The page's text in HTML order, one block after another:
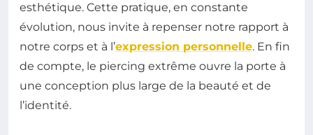
esthétique. Cette pratique, en constante
évolution, nous invite à repenser notre rapport à
notre corps et à l’expression personnelle. En fin
de compte, le piercing extrême ouvre la porte à
une conception plus large de la beauté et de
l’identité.